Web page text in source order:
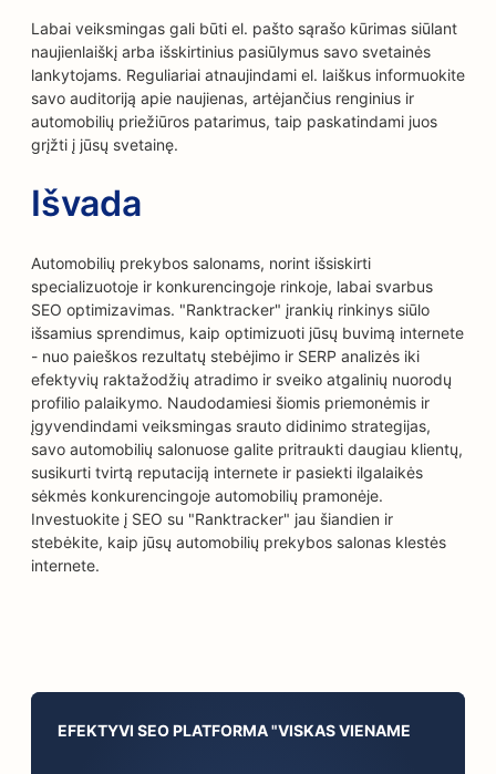
Labai veiksmingas gali būti el. pašto sąrašo kūrimas siūlant
naujienlaiškį arba išskirtinius pasiūlymus savo svetainės
lankytojams. Reguliariai atnaujindami el. laiškus informuokite
savo auditoriją apie naujienas, artėjančius renginius ir
automobilių priežiūros patarimus, taip paskatindami juos
grįžti į jūsų svetainę.
Išvada
Automobilių prekybos salonams, norint išsiskirti
specializuotoje ir konkurencingoje rinkoje, labai svarbus
SEO optimizavimas. "Ranktracker" įrankių rinkinys siūlo
išsamius sprendimus, kaip optimizuoti jūsų buvimą internete
- nuo paieškos rezultatų stebėjimo ir SERP analizės iki
efektyvių raktažodžių atradimo ir sveiko atgalinių nuorodų
profilio palaikymo. Naudodamiesi šiomis priemonėmis ir
įgyvendindami veiksmingas srauto didinimo strategijas,
savo automobilių salonuose galite pritraukti daugiau klientų,
susikurti tvirtą reputaciją internete ir pasiekti ilgalaikės
sėkmės konkurencingoje automobilių pramonėje.
Investuokite į SEO su "Ranktracker" jau šiandien ir
stebėkite, kaip jūsų automobilių prekybos salonas klestės
internete.
EFEKTYVI SEO PLATFORMA "VISKAS VIENAME